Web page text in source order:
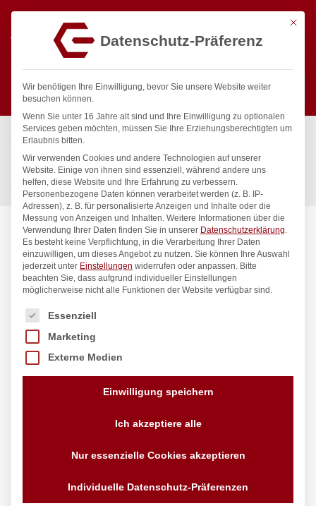
Suchen
Start / Gastronomiebedarf & Gastro Geräte für Profis
Hygiene & Lagerung
Müllentsorgung
Push-Deckel für Abfalleimer rund, AmerBox, Passend für 691403,
ø505x(H)190mm
Push-Deckel für Abfalleimer rund,
ø505x(H)190mm
Mit
Datenschutz-Präferenz
Wir benötigen Ihre Einwilligung, bevor Sie unsere Website weiter
besuchen können.
Wenn Sie unter 16 Jahre alt sind und Ihre Einwilligung zu optionalen
Services geben möchten, müssen Sie Ihre Erziehungsberechtigten um
Erlaubnis bitten.
Wir verwenden Cookies und andere Technologien auf unserer
Website. Einige von ihnen sind essenziell, während andere uns
helfen, diese Website und Ihre Erfahrung zu verbessern.
Personenbezogene Daten können verarbeitet werden (z. B. IP-
Adressen), z. B. für personalisierte Anzeigen und Inhalte oder die
Messung von Anzeigen und Inhalten. Weitere Informationen über die
Verwendung Ihrer Daten finden Sie in unserer Datenschutzerklärung.
Es besteht keine Verpflichtung, in die Verarbeitung Ihrer Daten
einzuwilligen, um dieses Angebot zu nutzen. Sie können Ihre Auswahl
jederzeit unter Einstellungen widerrufen oder anpassen. Bitte
beachten Sie, dass aufgrund individueller Einstellungen
möglicherweise nicht alle Funktionen der Website verfügbar sind.
Es folgt eine Liste der Service-Gruppen, für die eine
Essenziell
Marketing
Externe Medien
Einwilligung speichern
Ich akzeptiere alle
Nur essenzielle Cookies akzeptieren
Individuelle Datenschutz-Präferenzen